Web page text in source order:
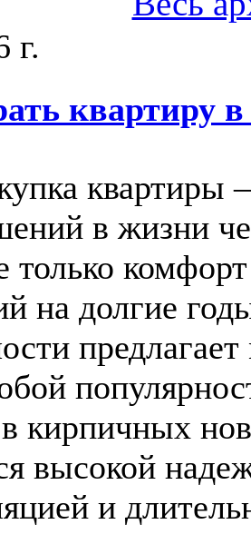
г.
квартиру в
в жизни
только
на долгие
кирпичных
высокой
и